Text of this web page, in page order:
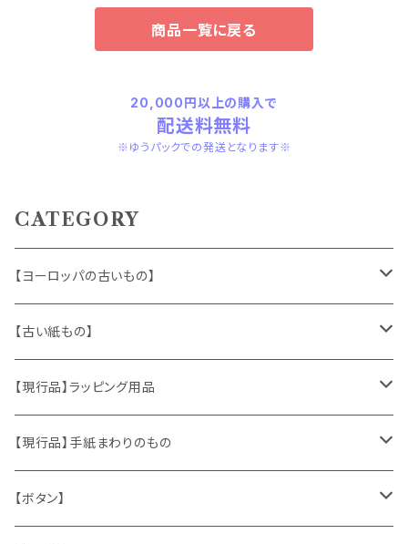
商品一覧に戻る
20,000円以上の購入で
配送料無料
※ゆうパックでの発送となります※
CATEGORY
【ヨーロッパの古いもの】
ヴィンテージアクセサリー
おもちゃ、ぬいぐるみ
くま、テディベア
うさぎ
ヴィンテージファブリック
ハンドメイド製品
【古い紙もの】
切手、FDC
ポストカード、カレンダー
マッチラベル、食品ラベル
【現行品】ラッピング用品
伝票、タグ、シール
袋、ラッピングペーパー
【現行品】手紙まわりのもの
封筒、ポストカード
【ボタン】